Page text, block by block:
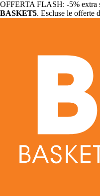
OFFERTA FLASH: -5% extra
BASKET5. Escluse le offerte